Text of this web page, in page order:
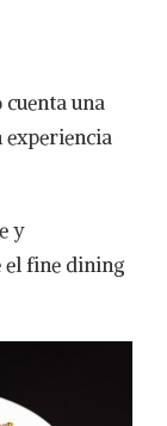
una
y
el fine dining